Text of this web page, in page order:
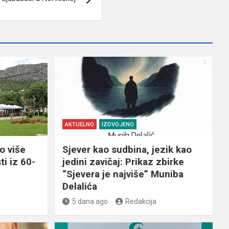
više
iz 60-
AKTUELNO IZDVOJENO
Sjever kao sudbina, jezik kao
jedini zavičaj: Prikaz zbirke
“Sjevera je najviše” Muniba
Delalića
5 dana ago Redakcija